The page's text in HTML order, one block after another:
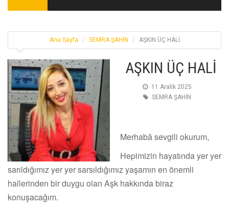
Ana Sayfa SEMRA ŞAHİN AŞKIN ÜÇ HALİ
AŞKIN ÜÇ HALİ
11 Aralik 2025
SEMRA ŞAHİN
Merhabâ sevgili okurum,
Hepimizin hayatında yer yer
sarıldığımız yer yer sarsıldığımız yaşamın en önemli
hallerinden bir duygu olan Aşk hakkında biraz
konuşacağım.